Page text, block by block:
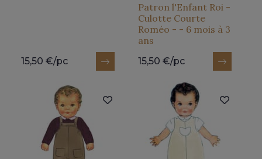
15,50 €/pc
Patron l'Enfant Roi -
Culotte Courte
Roméo - - 6 mois à 3
ans
15,50 €/pc